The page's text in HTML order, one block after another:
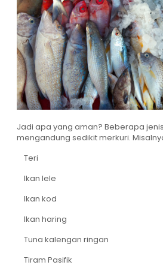
Jadi apa yang aman? Beberapa
mengandung sedikit merkuri.
Teri
Ikan lele
Ikan kod
Ikan haring
Tuna kalengan ringan
Tiram Pasifik